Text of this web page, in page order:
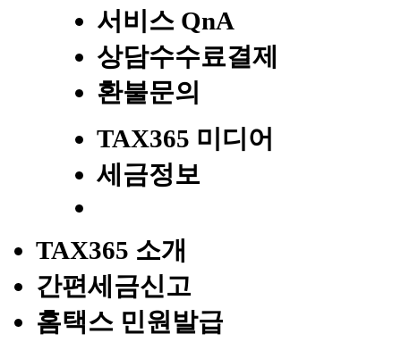
서비스 QnA
상담수수료결제
환불문의
TAX365 미디어
세금정보
TAX365 소개
간편세금신고
홈택스 민원발급